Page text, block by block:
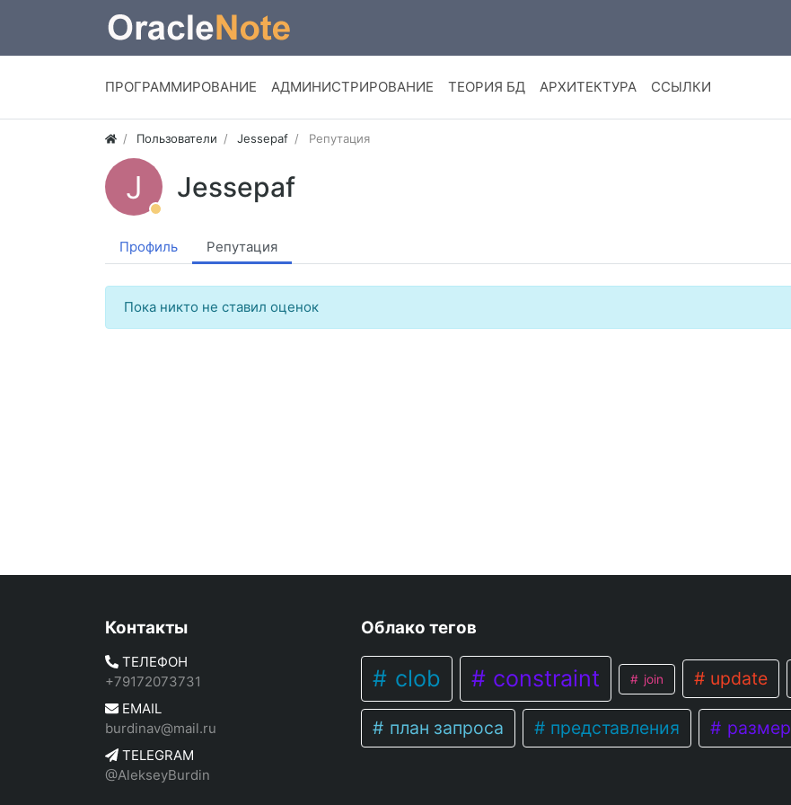
ПРОГРАММИРОВАНИЕ АДМИНИСТРИРОВАНИЕ ТЕОРИЯ БД АРХИТЕКТУРА ССЫЛКИ
Пользователи Jessepaf Репутация
J Jessepaf
Профиль Репутация
Пока никто не ставил оценок
Контакты
ТЕЛЕФОН
+79172073731
EMAIL
burdinav@mail.ru
TELEGRAM
@AlekseyBurdin
Облако тегов
clob constraint join update
план запроса представления размер